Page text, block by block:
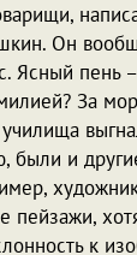
Он
Ясный пень
За
были и
пейзажи,
к